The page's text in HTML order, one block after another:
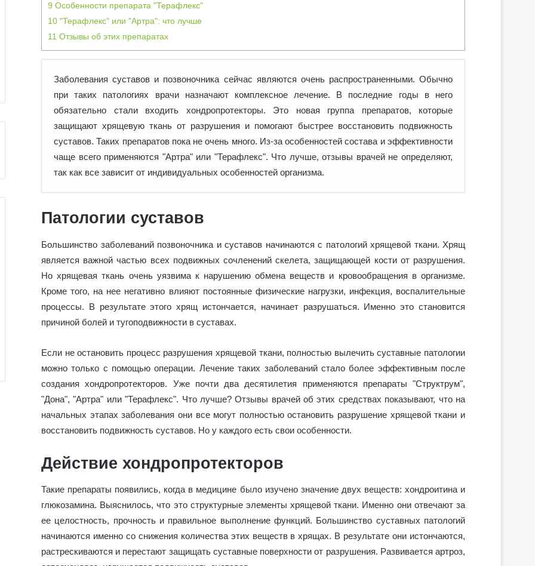
9 Особенности препарата "Терафлекс"
10 "Терафлекс" или "Артра": что лучше
11 Отзывы об этих препаратах
Заболевания суставов и позвоночника сейчас являются очень распространенными. Обычно
при таких патологиях врачи назначают комплексное лечение. В последние годы в него
обязательно стали входить хондропротекторы. Это новая группа препаратов, которые
защищают хрящевую ткань от разрушения и помогают быстрее восстановить подвижность
суставов. Таких препаратов пока не очень много. Из-за особенностей состава и эффективности
чаще всего применяются "Артра" или "Терафлекс". Что лучше, отзывы врачей не определяют,
так как все зависит от индивидуальных особенностей организма.
Патологии суставов
Большинство заболеваний позвоночника и суставов начинаются с патологий хрящевой ткани. Хрящ
является важной частью всех подвижных сочленений скелета, защищающей кости от разрушения.
Но хрящевая ткань очень уязвима к нарушению обмена веществ и кровообращения в организме.
Кроме того, на нее негативно влияют постоянные физические нагрузки, инфекция, воспалительные
процессы. В результате этого хрящ истончается, начинает разрушаться. Именно это становится
причиной болей и тугоподвижности в суставах.
Если не остановить процесс разрушения хрящевой ткани, полностью вылечить суставные патологии
можно только с помощью операции. Лечение таких заболеваний стало более эффективным после
создания хондропротекторов. Уже почти два десятилетия применяются препараты "Структрум",
"Дона", "Артра" или "Терафлекс". Что лучше? Отзывы врачей об этих средствах показывают, что на
начальных этапах заболевания они все могут полностью остановить разрушение хрящевой ткани и
восстановить подвижность суставов. Но у каждого есть свои особенности.
Действие хондропротекторов
Такие препараты появились, когда в медицине было изучено значение двух веществ: хондроитина и
глюкозамина. Выяснилось, что это структурные элементы хрящевой ткани. Именно они отвечают за
ее целостность, прочность и правильное выполнение функций. Большинство суставных патологий
начинаются именно со снижения количества этих веществ в хрящах. В результате они истончаются,
растрескиваются и перестают защищать суставные поверхности от разрушения. Развивается артроз,